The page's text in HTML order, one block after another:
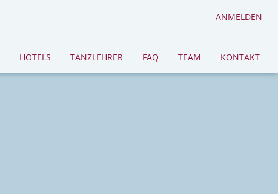
ANMELDEN
HOTELS TANZLEHRER FAQ TEAM KONTAKT